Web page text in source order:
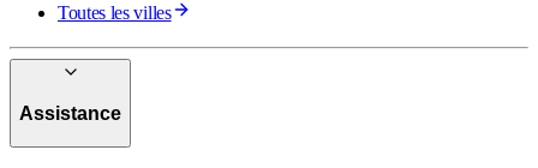
Toutes les villes
Assistance